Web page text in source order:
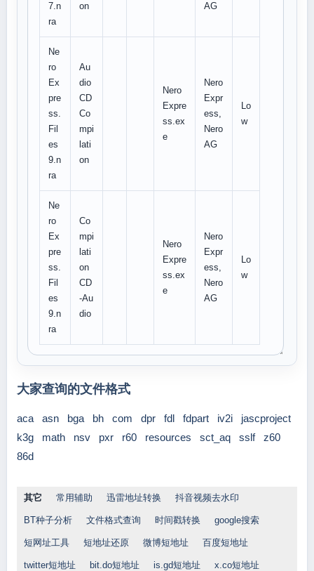
7.n
ra
on
AG
Ne
ro
Ex
pre
ss.
Fil
es
9.n
ra
Au
dio
CD
Co
mpi
lati
on
Nero
Expre
ss.ex
e
Nero
Expr
ess,
Nero
AG
Lo
w
Ne
ro
Ex
pre
ss.
Fil
es
9.n
ra
Co
mpi
lati
on
CD
-Au
dio
Nero
Expre
ss.ex
e
Nero
Expr
ess,
Nero
AG
Lo
w
大家查询的文件格式
aca asn bga bh com dpr fdl fdpart iv2i
jascproject
k3g
math nsv pxr r60 resources sct_aq sslf
z60
86d
其它 常用辅助 迅雷地址转换 抖音视频去水印
BT种子分析 文件格式查询 时间戳转换 google搜索
短网址工具 短地址还原 微博短地址 百度短地址
twitter短地址 bit.do短地址 is.gd短地址 x.co短地址